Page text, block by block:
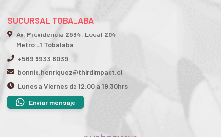
SUCURSAL TOBALABA
Av. Providencia 2594, Local 204
Metro L1 Tobalaba
+569 9933 8039
bonnie.henriquez@thirdimpact.cl
Lunes a Viernes de 12:00 a 19:30hrs
Enviar mensaje